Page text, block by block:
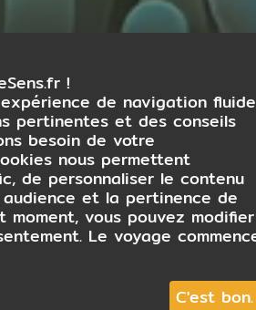
!
de navigation
pertinentes et des conseils
besoin de votre
nous permettent
de personnaliser le contenu
et la pertinence de
moment, vous pouvez modifier
Le voyage
C'est bon.